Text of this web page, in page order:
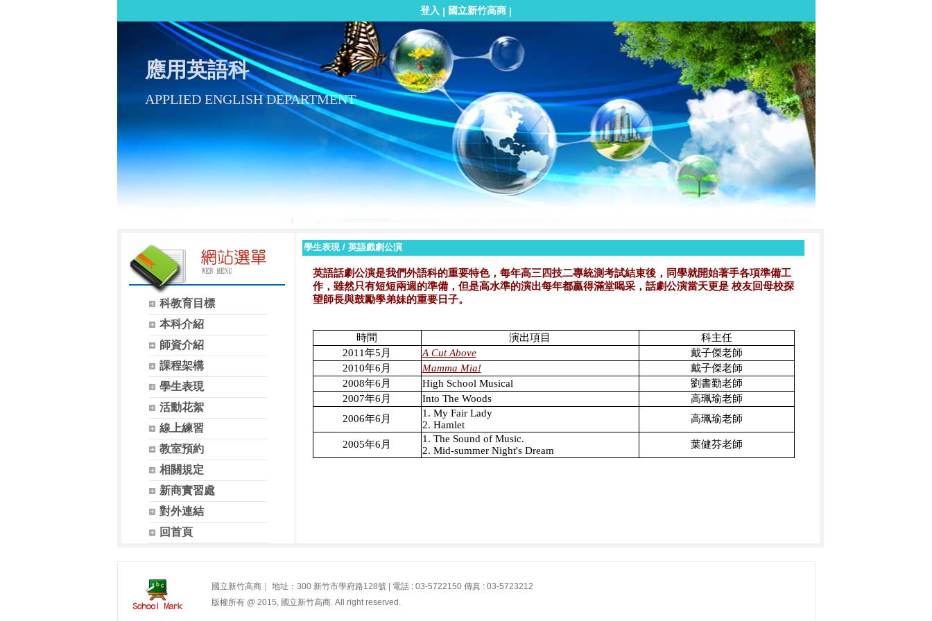
登入 | 國立新竹高商 |
應用英語科
APPLIED ENGLISH DEPARTMENT
科教育目標
本科介紹
師資介紹
課程架構
學生表現
活動花絮
線上練習
教室預約
相關規定
新商實習處
對外連結
回首頁
學生表現/ 英語戲劇公演
英語話劇公演是我們外語科的重要特色，每年高三四技二專統測考試結束後，同學就開始著手各項準備工
作，雖然只有短短兩週的準備，但是高水準的演出每年都贏得滿堂喝采，話劇公演當天更是 校友回母校探
望師長與鼓勵學弟妹的重要日子。
時間 演出項目
科主任
2011年5月
A Cut Above
戴子傑老師
2010年6月
Mamma Mia!
戴子傑老師
2008年6月
High School Musical
劉書勤老師
2007年6月
Into The Woods
高珮瑜老師
2006年6月
1. My Fair Lady
2. Hamlet
高珮瑜老師
2005年6月
1. The Sound of Music.
2. Mid-summer Night's Dream
葉健芬老師
國立新竹高商｜ 地址：300 新竹市學府路128號 | 電話 : 03-5722150 傳真 : 03-5723212
版權所有 @ 2015, 國立新竹高商. All right reserved.